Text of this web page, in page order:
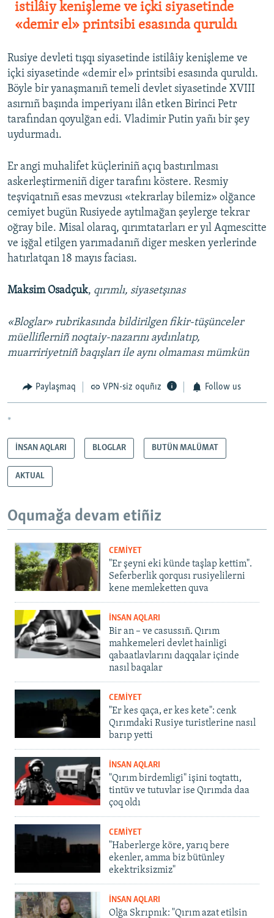
istilâiy kenişleme ve içki siyasetinde
«demir el» printsibi esasında quruldı
Rusiye devleti tışqı siyasetinde istilâiy kenişleme ve
içki siyasetinde «demir el» printsibi esasında quruldı.
Böyle bir yanaşmanıñ temeli devlet siyasetinde XVIII
asırnıñ başında imperiyanı ilân etken Birinci Petr
tarafından qoyulğan edi. Vladimir Putin yañı bir şey
uydurmadı.
Er angi muhalifet küçleriniñ açıq bastırılması
askerleştirmeniñ diger tarafını köstere. Resmiy
teşviqatnıñ esas mevzusı «tekrarlay bilemiz» olğance
cemiyet bugün Rusiyede aytılmağan şeylerge tekrar
oğray bile. Misal olaraq, qırımtatarları er yıl Aqmescitte
ve işğal etilgen yarımadanıñ diger mesken yerlerinde
hatırlatqan 18 mayıs faciası.
Maksim Osadçuk, qırımlı, siyasetşınas
«Bloglar» rubrikasında bildirilgen fikir-tüşünceler
müelliflerniñ noqtaiy-nazarını aydınlatıp,
muarririyetniñ baqışları ile aynı olmaması mümkün
Paylaşmaq VPN-siz oquñız Follow us
*
İNSAN AQLARI BLOGLAR BUTÜN MALÜMAT
AKTUAL
Oqumağa devam etiñiz
CEMİYET
"Er şeyni eki künde taşlap kettim".
Seferberlik qorqusı rusiyelilerni
kene memleketten quva
İNSAN AQLARI
Bir an – ve casussıñ. Qırım
mahkemeleri devlet hainligi
qabaatlavlarını daqqalar içinde
nasıl baqalar
CEMİYET
"Er kes qaça, er kes kete": cenk
Qırımdaki Rusiye turistlerine nasıl
barıp yetti
İNSAN AQLARI
"Qırım birdemligi" işini toqtattı,
tintüv ve tutuvlar ise Qırımda daa
çoq oldı
CEMİYET
"Haberlerge köre, yarıq bere
ekenler, amma biz bütünley
ekektriksizmiz"
İNSAN AQLARI
Olğa Skrıpnık: "Qırım azat etilsin